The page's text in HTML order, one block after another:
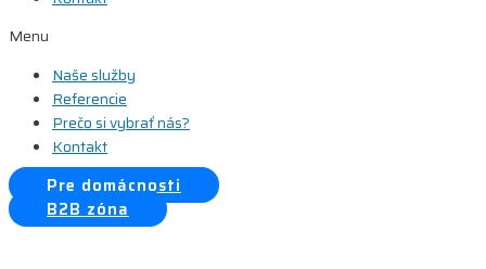
Menu
Naše služby
Referencie
Prečo si vybrať nás?
Kontakt
Pre domácnosti
B2B zóna